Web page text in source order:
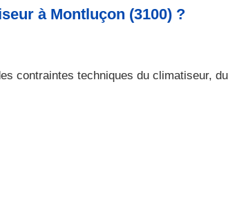
à Montluçon (3100) ?
contraintes techniques du climatiseur,